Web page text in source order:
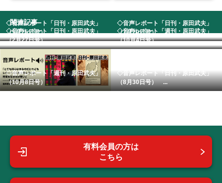
関連記事
◇音声レポート「日刊・原田武夫」
（5月25日号） ...
◇音声レポート「日刊・原田武夫」
（7月20日号） ...
◇音声レポート「日刊・原田武夫」
（2月27日号） ...
◇音声レポート「週刊・原田武夫」
（10月4日号）
◇音声レポート「週刊・原田武夫」
（10月8日号）
◇音声レポート「日刊・原田武夫」
（8月30日号） ...
有料会員の方は
こちら